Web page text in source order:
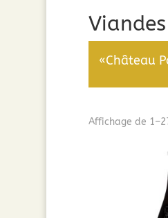
«Château
Affichage de